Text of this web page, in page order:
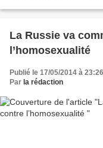
La Russie va
l’homosexualité
Publié le 17/05/2014 à 23:26
Par la rédaction